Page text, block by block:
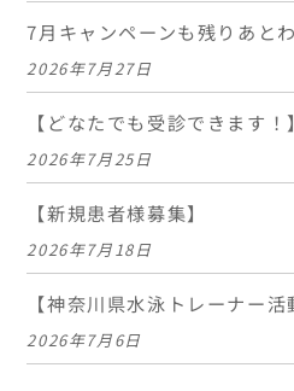
7月キャンペーンも残りあと
2026年7月27日
【どなたでも受診できます！】
2026年7月25日
【新規患者様募集】
2026年7月18日
【神奈川県水泳トレーナー活
2026年7月6日